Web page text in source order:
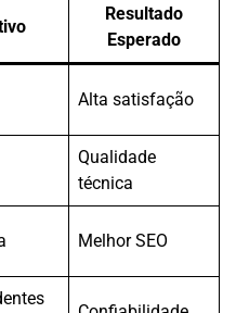
Resultado
Esperado
Alta satisfação
Qualidade
técnica
Melhor SEO